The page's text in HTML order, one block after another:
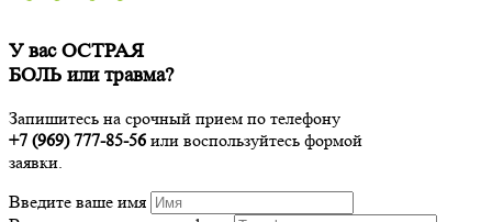
У вас ОСТРАЯ
БОЛЬ или травма?
Запишитесь на срочный прием по телефону
+7 (969) 777-85-56 или воспользуйтесь формой
заявки.
Введите ваше имя